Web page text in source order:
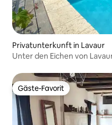
Privatunterkunft in Lavaur
Unter den Eichen von
Gäste-Favorit
Gäste-Favorit